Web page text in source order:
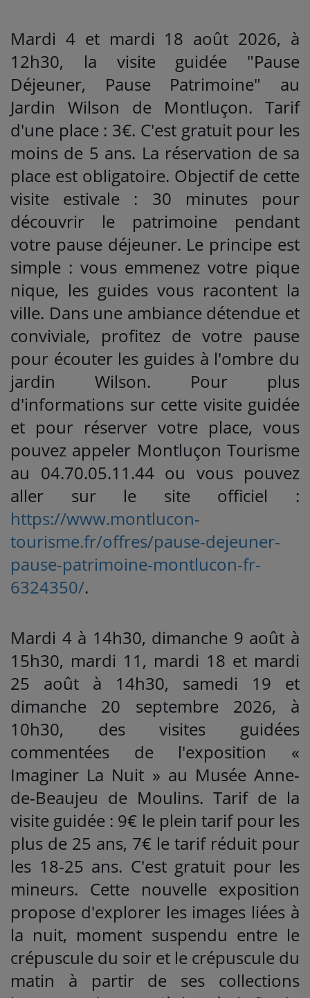
Mardi 4 et mardi 18 août 2026, à
12h30, la visite guidée "Pause
Déjeuner, Pause Patrimoine" au
Jardin Wilson de Montluçon. Tarif
d'une place : 3€. C'est gratuit pour les
moins de 5 ans. La réservation de sa
place est obligatoire. Objectif de cette
visite estivale : 30 minutes pour
découvrir le patrimoine pendant
votre pause déjeuner. Le principe est
simple : vous emmenez votre pique
nique, les guides vous racontent la
ville. Dans une ambiance détendue et
conviviale, profitez de votre pause
pour écouter les guides à l'ombre du
jardin Wilson. Pour plus
d'informations sur cette visite guidée
et pour réserver votre place, vous
pouvez appeler Montluçon Tourisme
au 04.70.05.11.44 ou vous pouvez
aller sur le site officiel :
https://www.montlucon-
tourisme.fr/offres/pause-dejeuner-
pause-patrimoine-montlucon-fr-
6324350/.
Mardi 4 à 14h30, dimanche 9 août à
15h30, mardi 11, mardi 18 et mardi
25 août à 14h30, samedi 19 et
dimanche 20 septembre 2026, à
10h30, des visites guidées
commentées de l'exposition «
Imaginer La Nuit » au Musée Anne-
de-Beaujeu de Moulins. Tarif de la
visite guidée : 9€ le plein tarif pour les
plus de 25 ans, 7€ le tarif réduit pour
les 18-25 ans. C'est gratuit pour les
mineurs. Cette nouvelle exposition
propose d'explorer les images liées à
la nuit, moment suspendu entre le
crépuscule du soir et le crépuscule du
matin à partir de ses collections